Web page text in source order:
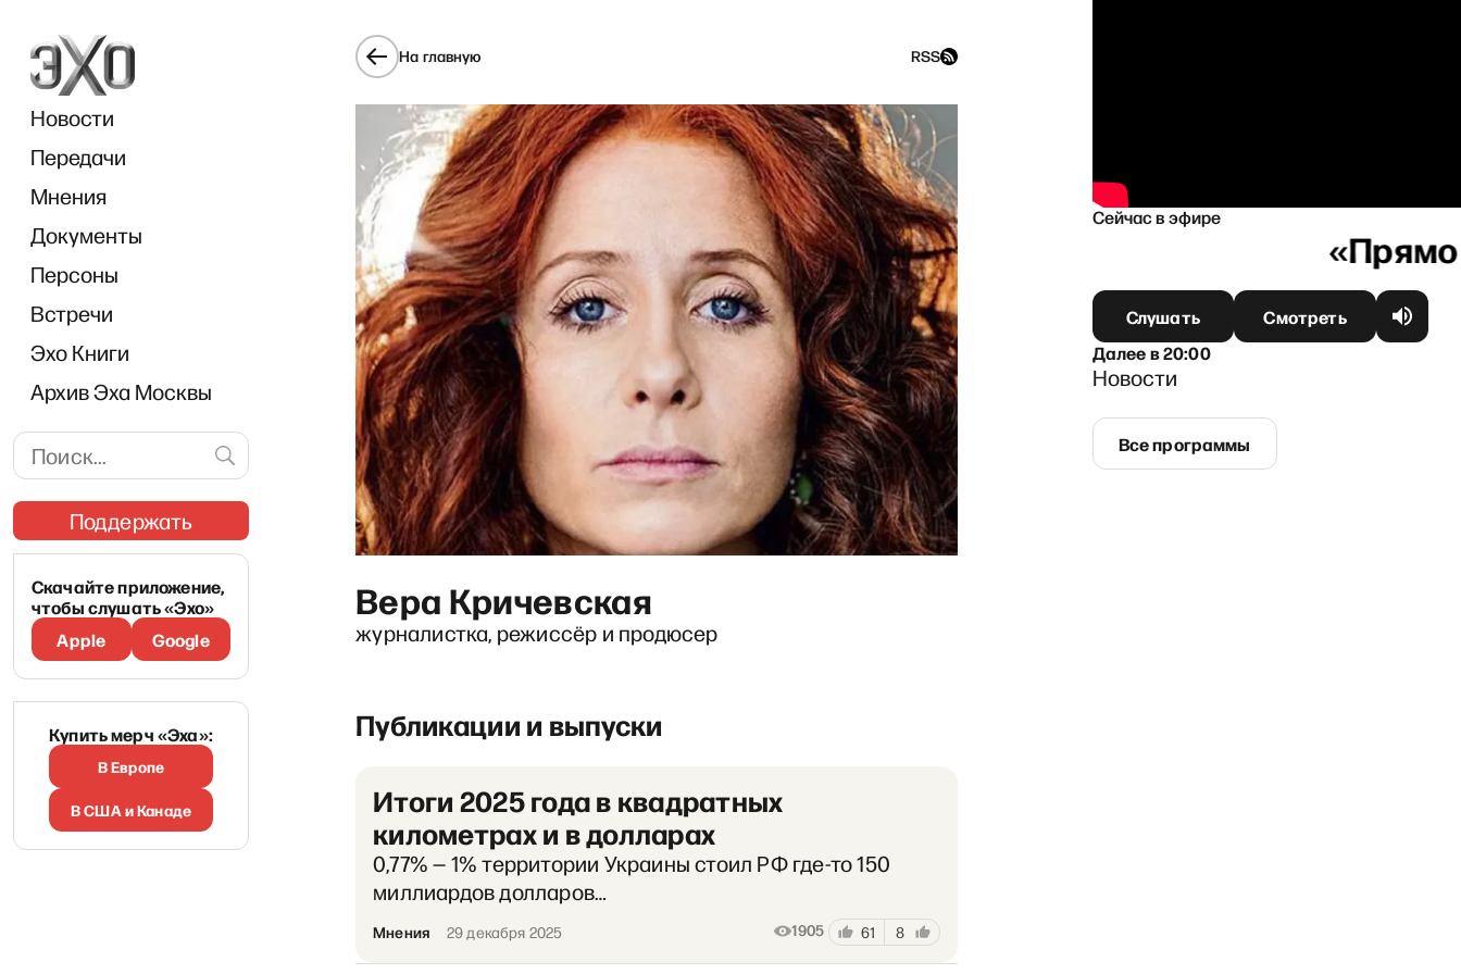
Новости
Передачи
Мнения
Документы
Персоны
Встречи
Эхо Книги
Архив Эха Москвы
Поддержать
Скачайте приложение,
чтобы слушать «Эхо»
Apple
Google
Купить мерч «Эха»:
В Европе
В США и Канаде
На главную RSS
Вера Кричевская
журналистка, режиссёр и продюсер
Публикации и выпуски
Итоги 2025 года в квадратных
километрах и в долларах
0,77% — 1% территории Украины стоил РФ где-то 150
миллиардов долларов…
Мнения 29 декабря 2025 1905 61 8
Сейчас в эфире
«Прямо сейчас» с Ириной Щербаковой
Слушать
Смотреть
Далеев20:00
Новости
Все программы